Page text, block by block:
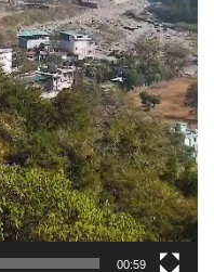
00:59